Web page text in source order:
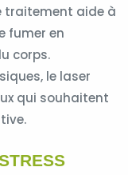
traitement aide à
fumer en
corps.
le laser
qui souhaitent